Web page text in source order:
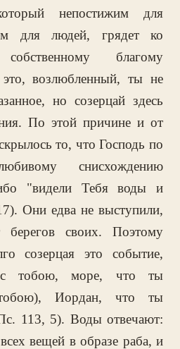
непостижим для
для людей, грядет ко
благому
возлюбленный, ты не
но созерцай здесь
По этой причине и от
то, что Господь по
снисхождению
"видели Тебя воды и
Они едва не выступили,
своих. Поэтому
созерцая это событие,
с тобою, море, что ты
Иордан, что ты
113, 5). Воды отвечают:
вещей в образе раба, и